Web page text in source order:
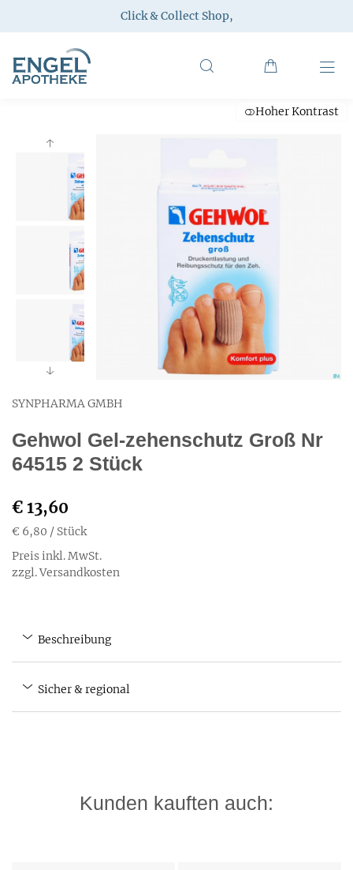
Click & Collect Shop,
Hoher Kontrast
SYNPHARMA GMBH
Gehwol Gel-zehenschutz Groß Nr
64515 2 Stück
€ 13,60
€ 6,80 / Stück
Preis inkl. MwSt.
zzgl. Versandkosten
Beschreibung
Sicher & regional
Kunden kauften auch: